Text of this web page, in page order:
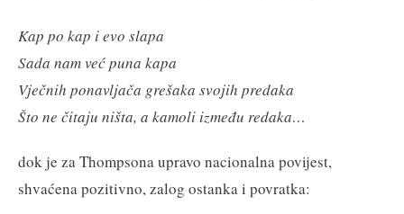
Kap po kap i evo slapa
Sada nam već puna kapa
Vječnih ponavljača grešaka svojih predaka
Što ne čitaju ništa, a kamoli između redaka…
dok je za Thompsona upravo nacionalna povijest,
shvaćena pozitivno, zalog ostanka i povratka: